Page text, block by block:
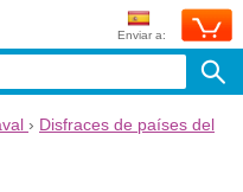
Enviar a:
› Disfraces de países del